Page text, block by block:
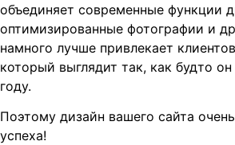
объединяет современные функции
оптимизированные фотографии и
намного лучше привлекает
который выглядит так, как будто
году.
Поэтому дизайн вашего сайта
успеха!